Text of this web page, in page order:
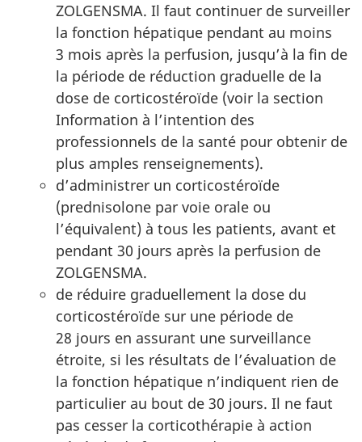
ZOLGENSMA. Il faut continuer de surveiller
la fonction hépatique pendant au moins
3 mois après la perfusion, jusqu’à la fin de
la période de réduction graduelle de la
dose de corticostéroïde (voir la section
Information à l’intention des
professionnels de la santé pour obtenir de
plus amples renseignements).
d’administrer un corticostéroïde
(prednisolone par voie orale ou
l’équivalent) à tous les patients, avant et
pendant 30 jours après la perfusion de
ZOLGENSMA.
de réduire graduellement la dose du
corticostéroïde sur une période de
28 jours en assurant une surveillance
étroite, si les résultats de l’évaluation de
la fonction hépatique n’indiquent rien de
particulier au bout de 30 jours. Il ne faut
pas cesser la corticothérapie à action